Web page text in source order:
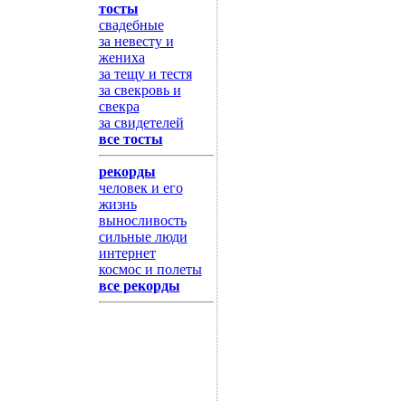
тосты
свадебные
за невесту и
жениха
за тещу и тестя
за свекровь и
свекра
за свидетелей
все тосты
рекорды
человек и его
жизнь
выносливость
сильные люди
интернет
космос и полеты
все рекорды